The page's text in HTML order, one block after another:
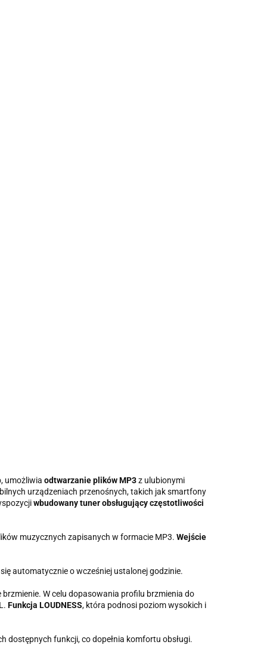
umożliwia odtwarzanie plików MP3z ulubionymi
urządzeniach przenośnych, takich jak smartfony
wbudowany tuner obsługujący częstotliwości
muzycznych zapisanych w formacie MP3. Wejście
automatycznie o wcześniej ustalonej godzinie.
W celu dopasowania profilu brzmienia do
Funkcja LOUDNESS, która podnosi poziom wysokich i
dostępnych funkcji, co dopełnia komfortu obsługi.